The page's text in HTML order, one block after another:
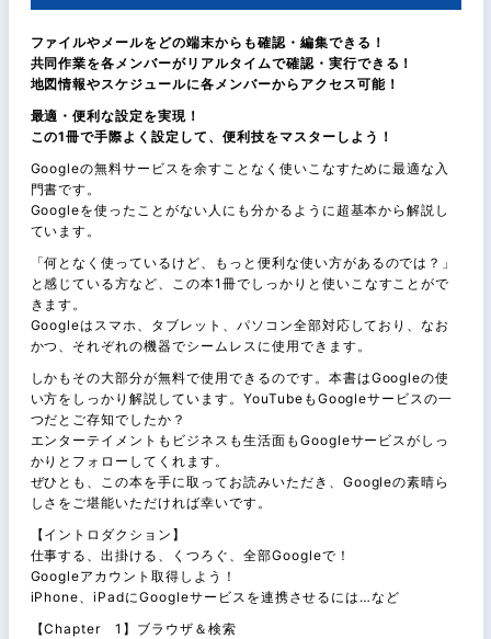
ファイルやメールをどの端末からも確認・編集できる！
共同作業を各メンバーがリアルタイムで確認・実行できる！
地図情報やスケジュールに各メンバーからアクセス可能！
最適・便利な設定を実現！
この1冊で手際よく設定して、便利技をマスターしよう！
Googleの無料サービスを余すことなく使いこなすために最適な入
門書です。
Googleを使ったことがない人にも分かるように超基本から解説し
ています。
「何となく使っているけど、もっと便利な使い方があるのでは？」
と感じている方など、この本1冊でしっかりと使いこなすことがで
きます。
Googleはスマホ、タブレット、パソコン全部対応しており、なお
かつ、それぞれの機器でシームレスに使用できます。
しかもその大部分が無料で使用できるのです。本書はGoogleの使
い方をしっかり解説しています。YouTubeもGoogleサービスの一
つだとご存知でしたか？
エンターテイメントもビジネスも生活面もGoogleサービスがしっ
かりとフォローしてくれます。
ぜひとも、この本を手に取ってお読みいただき、Googleの素晴ら
しさをご堪能いただければ幸いです。
【イントロダクション】
仕事する、出掛ける、くつろぐ、全部Googleで！
Googleアカウント取得しよう！
iPhone、iPadにGoogleサービスを連携させるには…など
【Chapter 1】ブラウザ＆検索